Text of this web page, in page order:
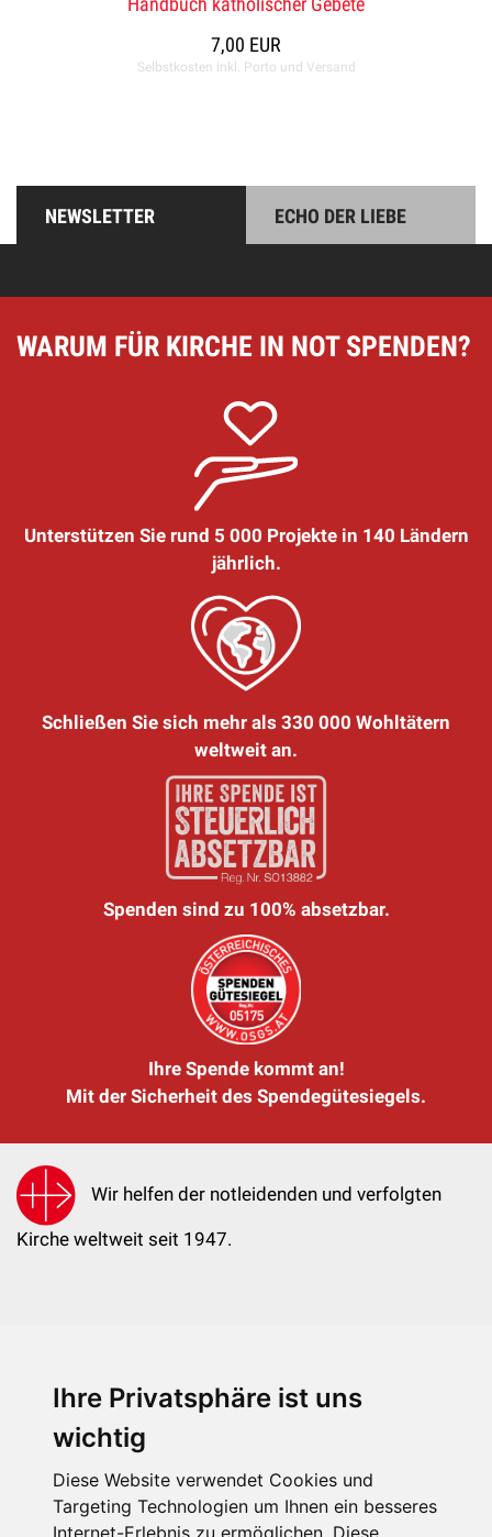
Ihre Privatsphäre ist uns
wichtig
Diese Website verwendet Cookies und
Targeting Technologien um Ihnen ein besseres
Internet-Erlebnis zu ermöglichen. Diese
7,00 EUR
Selbstkosten inkl. Porto und Versand
NEWSLETTER ECHO DER LIEBE
WARUM FÜR KIRCHE IN NOT SPENDEN?
Unterstützen Sie rund 5 000 Projekte in 140 Ländern
jährlich.
Schließen Sie sich mehr als 330 000 Wohltätern
weltweit an.
Spenden sind zu 100% absetzbar.
Ihre Spende kommt an!
Mit der Sicherheit des Spendegütesiegels.
Wir helfen der notleidenden und verfolgten
Kirche weltweit seit 1947.
KIRCHE IN NOT - Österreich
kin@kircheinnot.at